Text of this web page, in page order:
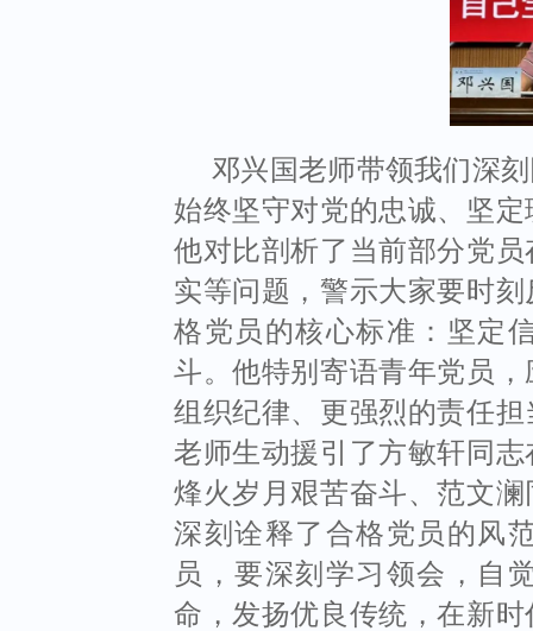
邓兴国老师带领我们深
始终坚守对党的忠诚、坚
他对比剖析了当前部分党
实等问题，警示大家要时
格党员的核心标准：坚定
斗。他特别寄语青年党员
组织纪律、更强烈的责任
老师生动援引了方敏轩同
烽火岁月艰苦奋斗、范文
深刻诠释了合格党员的风
员，要深刻学习领会，自
命，发扬优良传统，在新